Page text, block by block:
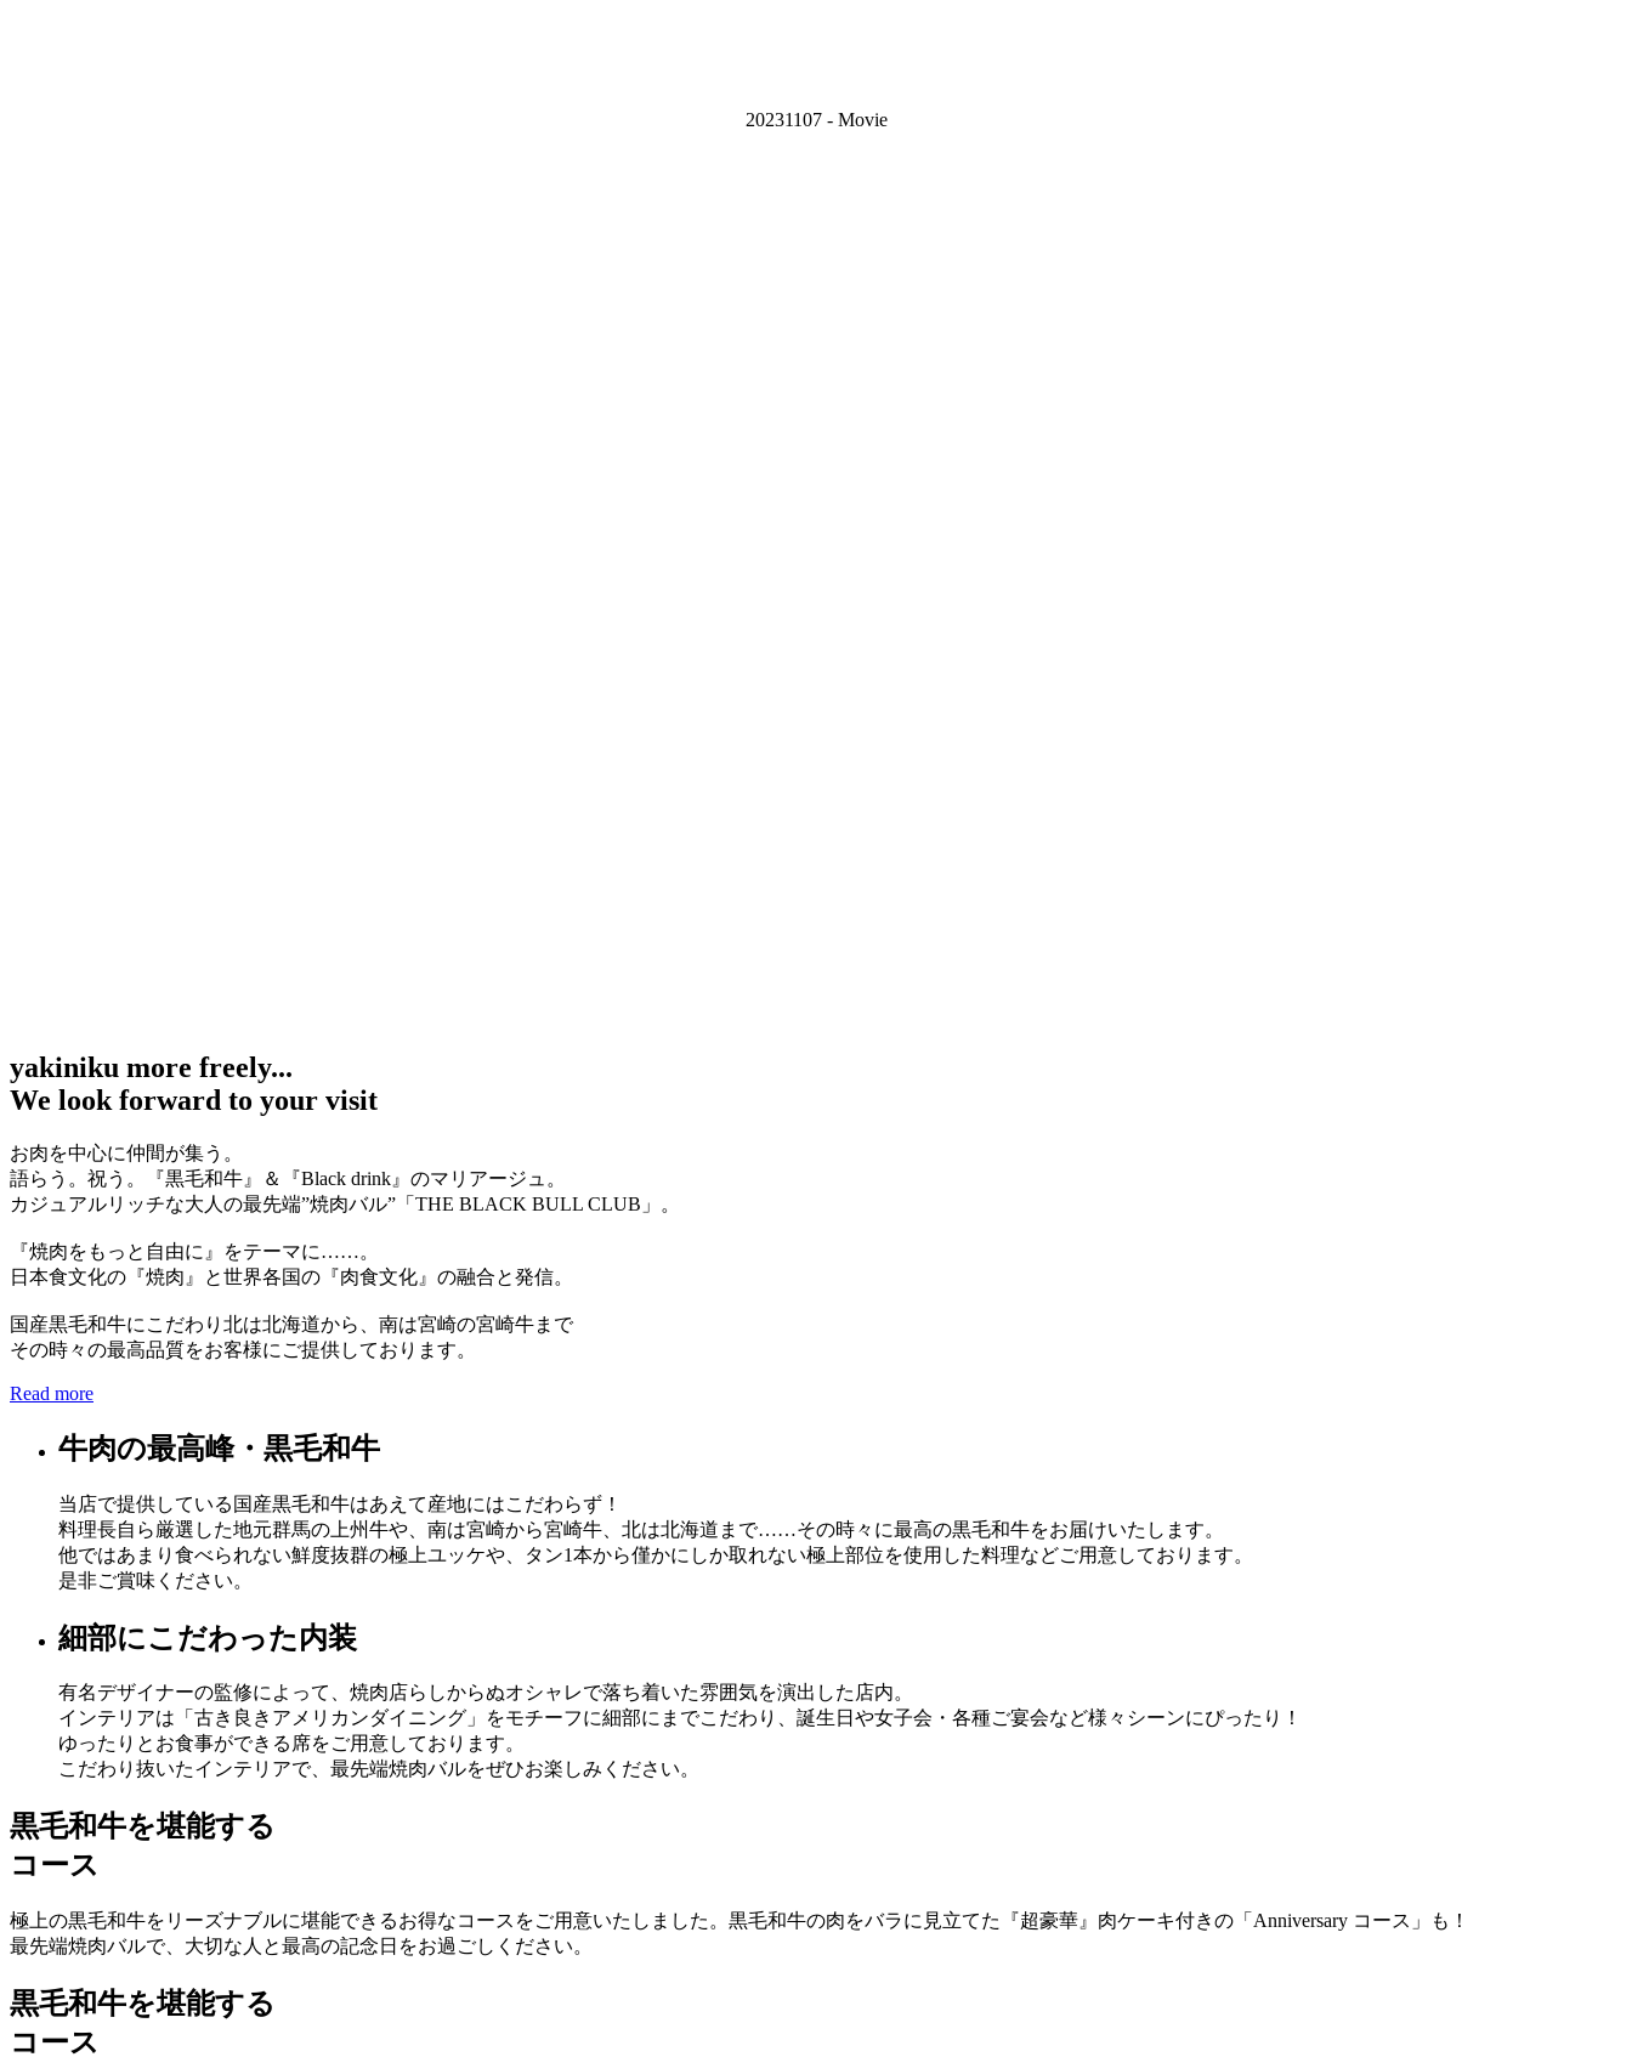
20231107 - Movie
yakiniku more freely...
We look forward to your visit
お肉を中心に仲間が集う。
語らう。祝う。『黒毛和牛』＆『Black drink』のマリアージュ。
カジュアルリッチな大人の最先端”焼肉バル”「THE BLACK BULL CLUB」。
『焼肉をもっと自由に』をテーマに……。
日本食文化の『焼肉』と世界各国の『肉食文化』の融合と発信。
国産黒毛和牛にこだわり北は北海道から、南は宮崎の宮崎牛まで
その時々の最高品質をお客様にご提供しております。
Read more
牛肉の最高峰・黒毛和牛
当店で提供している国産黒毛和牛はあえて産地にはこだわらず！
料理長自ら厳選した地元群馬の上州牛や、南は宮崎から宮崎牛、北は北海道まで……その時々に最高の黒毛和牛をお届けいたします。
他ではあまり食べられない鮮度抜群の極上ユッケや、タン1本から僅かにしか取れない極上部位を使用した料理などご用意しております。
是非ご賞味ください。
細部にこだわった内装
有名デザイナーの監修によって、焼肉店らしからぬオシャレで落ち着いた雰囲気を演出した店内。
インテリアは「古き良きアメリカンダイニング」をモチーフに細部にまでこだわり、誕生日や女子会・各種ご宴会など様々シーンにぴったり！
ゆったりとお食事ができる席をご用意しております。
こだわり抜いたインテリアで、最先端焼肉バルをぜひお楽しみください。
黒毛和牛を堪能する
コース
極上の黒毛和牛をリーズナブルに堪能できるお得なコースをご用意いたしました。黒毛和牛の肉をバラに見立てた『超豪華』肉ケーキ付きの「Anniversary コース」も！
最先端焼肉バルで、大切な人と最高の記念日をお過ごしください。
黒毛和牛を堪能する
コース